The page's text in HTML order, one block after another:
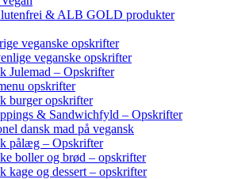
& ALB GOLD produkter
veganske opskrifter
veganske opskrifter
Julemad – Opskrifter
opskrifter
burger opskrifter
& Sandwichfyld – Opskrifter
dansk mad på vegansk
pålæg – Opskrifter
boller og brød – opskrifter
kage og dessert – opskrifter